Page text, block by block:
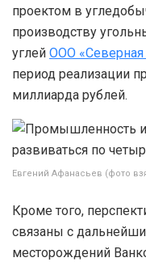
проектом в
производству
углей ООО «Северная
период реализации
миллиарда рублей.
Евгений Афанасьев (фото
Кроме того,
связаны с
месторождений